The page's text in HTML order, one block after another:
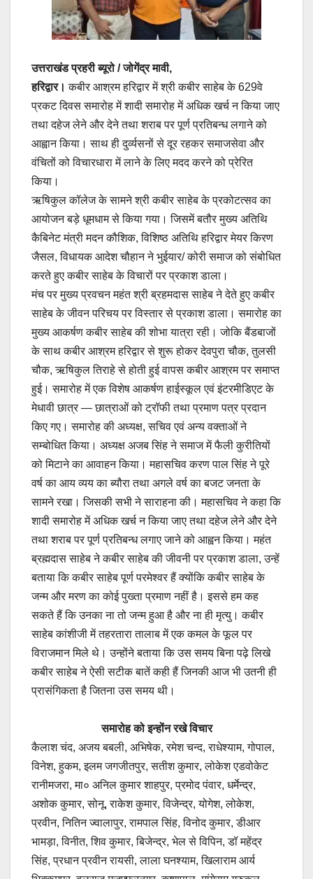
उत्तराखंड प्रहरी ब्यूरो / जोगेंद्र मावी,
हरिद्वार। कबीर आश्रम हरि‌द्वार में श्री कबीर साहेब के 629वे
प्रकट दिवस समारोह में शादी समारोह में अधिक खर्च न किया जाए
तथा दहेज लेने और देने तथा शराब पर पूर्ण प्रतिबन्ध लगाने को
आह्वान किया। साथ ही दुर्व्यसनों से दूर रहकर समाजसेवा और
वंचितों को विचारधारा में लाने के लिए मदद करने को प्रेरित
किया।
ऋषिकुल कॉलेज के सामने श्री कबीर साहेब के प्रकोटत्सव का
आयोजन बड़े धूमधाम से किया गया। जिसमें बतौर मुख्य अतिथि
कैबिनेट मंत्री मदन कौशिक, विशिष्ठ अतिथि हरिद्वार मेयर किरण
जैसल, विधायक आदेश चौहान ने भुईयार/ कोरी समाज को संबोधित
करते हुए कबीर साहेब के विचारों पर प्रकाश डाला।
मंच पर मुख्य प्रवचन महंत श्री ब्रहमदास साहेब ने देते हुए कबीर
साहेब के जीवन परिचय पर विस्तार से प्रकाश डाला। समारोह का
मुख्य आकर्षण कबीर साहेब की शोभा यात्रा रही। जोकि बैंडबाजों
के साथ कबीर आश्रम हरि‌द्वार से शुरू होकर देवपुरा चौक, तुलसी
चौक, ऋषिकुल तिराहे से होती हुई वापस कबीर आश्रम पर समाप्त
हुई। समारोह में एक विशेष आकर्षण हाईस्कूल एवं इंटरमीडिएट के
मेधावी छात्र — छात्राओं को ट्रॉफी तथा प्रमाण पत्र प्रदान
किए गए। समारोह की अध्यक्ष, सचिव एवं अन्य वक्ताओं ने
सम्बोधित किया। अध्यक्ष अजब सिंह ने समाज में फैली कुरीतियों
को मिटाने का आवाहन किया। महासचिव करण पाल सिंह ने पूरे
वर्ष का आय व्यय का ब्यौरा तथा अगले वर्ष का बजट जनता के
सामने रखा। जिसकी सभी ने साराहना की। महासचिव ने कहा कि
शादी समारोह में अधिक खर्च न किया जाए तथा दहेज लेने और देने
तथा शराब पर पूर्ण प्रतिबन्ध लगाए जाने को आह्वन किया। महंत
ब्रह्मदास साहेब ने कबीर साहेब की जीवनी पर प्रकाश डाला, उन्हें
बताया कि कबीर साहेब पूर्ण परमेश्वर हैं क्योंकि कबीर साहेब के
जन्म और मरण का कोई पुख्ता प्रमाण नहीं है। इससे हम कह
सकते हैं कि उनका ना तो जन्म हुआ है और ना ही मृत्यु। कबीर
साहेब कांशीजी में तहरतारा तालाब में एक कमल के फूल पर
विराजमान मिले थे। उन्होंने बताया कि उस समय बिना पढ़े लिखे
कबीर साहेब ने ऐसी सटीक बातें कही हैं जिनकी आज भी उतनी ही
प्रासंगिकता है जितना उस समय थी।
समारोह को इन्होंन रखे विचार
कैलाश चंद, अजय बबली, अभिषेक, रमेश चन्द, राधेश्याम, गोपाल,
विनेश, हुकम, इलम जगजीतपुर, सतीश कुमार, लोकेश एडवोकेट
रानीमजरा, मा० अनिल कुमार शाहपुर, प्रमोद पंवार, धर्मेन्द्र,
अशोक कुमार, सोनू, राकेश कुमार, विजेन्द्र, योगेश, लोकेश,
प्रवीन, नितिन ज्वालापुर, रामपाल सिंह, विनोद कुमार, डीआर
भामड़ा, विनीत, शिव कुमार, बिजेन्द्र, भेल से विपिन, डॉ महेंद्र
सिंह, प्रधान प्रवीन रायसी, लाला घनश्याम, खिलाराम आर्य